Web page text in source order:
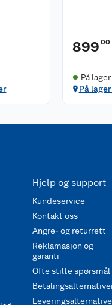
899 00
På
På
Hjelp og support
Kundeservice
Kontakt oss
Angre- og returrett
Reklamasjon og
garanti
Ofte stilte spørsmål